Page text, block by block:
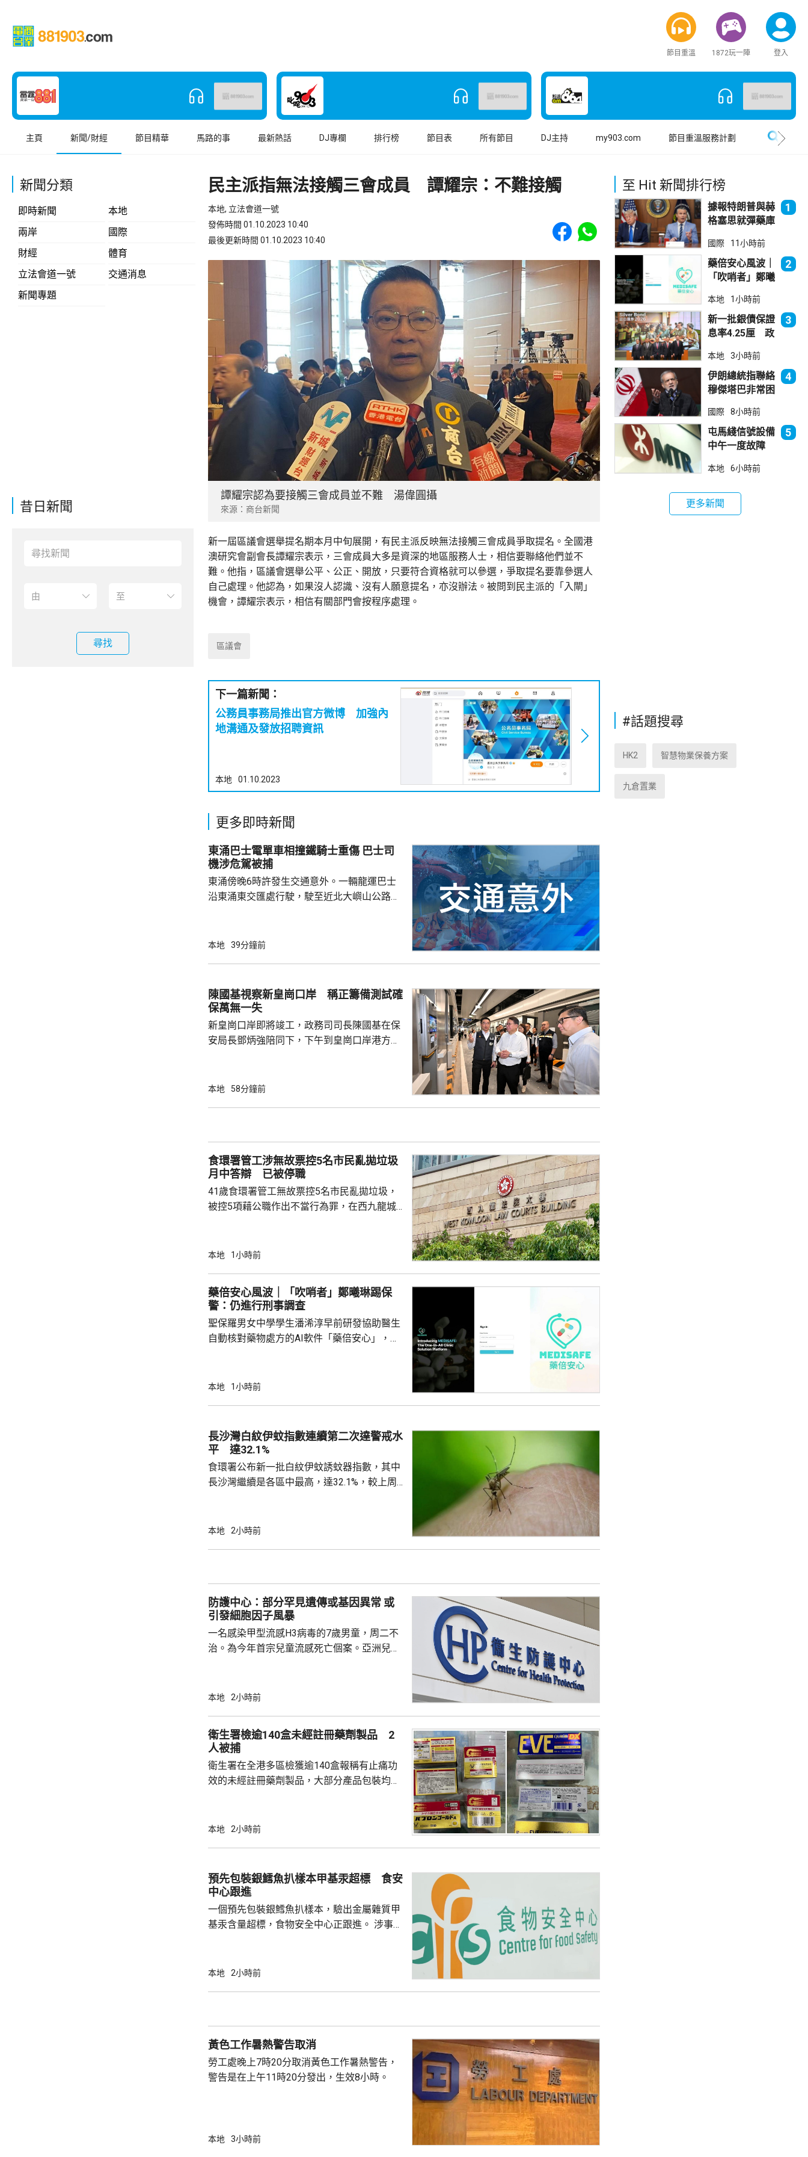
節目重溫 1872玩一陣 登入
主頁 新聞/財經 節目精華 馬路的事 最新熱話 DJ專欄 排行榜 節目表 所有節目 DJ主持 my903.com 節目重溫服務計劃
新聞分類
即時新聞
本地
兩岸
國際
財經
體育
立法會道一號
交通消息
新聞專題
昔日新聞
尋找
民主派指無法接觸三會成員 譚耀宗：不難接觸
本地, 立法會道一號
發佈時間 01.10.2023 10:40
最後更新時間 01.10.2023 10:40
Share to Facebook
Share to WhatsApp
譚耀宗認為要接觸三會成員並不難 湯偉圓攝
來源：商台新聞
新一屆區議會選舉提名期本月中旬展開，有民主派反映無法接觸三會成員爭取提名。全國港
澳研究會副會長譚耀宗表示，三會成員大多是資深的地區服務人士，相信要聯絡他們並不
難。他指，區議會選舉公平、公正、開放，只要符合資格就可以參選，爭取提名要靠參選人
自己處理。他認為，如果沒人認識、沒有人願意提名，亦沒辦法。被問到民主派的「入閘」
機會，譚耀宗表示，相信有關部門會按程序處理。
區議會
下一篇新聞：
公務員事務局推出官方微博 加強內
地溝通及發放招聘資訊
本地 01.10.2023
更多即時新聞
東涌巴士電單車相撞鐵騎士重傷 巴士司
機涉危駕被捕
東涌傍晚6時許發生交通意外。一輛龍運巴士
沿東涌東交匯處行駛，駛至近北大嶼山公路出
體多處受傷，昏迷送往北大嶼山醫院治理。
往沙田的路線E42巴士，已即時暫停涉事車長
駕駛職務，派員到醫院慰問傷者，並會配合警
方調查事故原因。
本地 39分鐘前
陳國基視察新皇崗口岸 稱正籌備測試確
保萬無一失
新皇崗口岸即將竣工，政務司司長陳國基在保
安局長鄧炳強陪同下，下午到皇崗口岸港方口
跨部門工作小組，正籌備綜合營運測試、公共
測試，循序漸進提升口岸負荷，並在每次測試
後即時跟進問題，又要求小組必須以...
本地 58分鐘前
食環署管工涉無故票控5名市民亂拋垃圾
月中答辯 已被停職
41歲食環署管工無故票控5名市民亂拋垃圾，
被控5項藉公職作出不當行為罪，在西九龍城
銳，案發時為食環署深水埗區環境衞生辦事處
圾，告票未有妥善送達，部分人被票控時甚至
不在港，令他們被追討罰款、遭通緝和拘捕。
食環署：涉事管工停職 ...
本地 1小時前
藥倍安心風波｜「吹哨者」鄭曦琳踢保
警：仍進行刑事調查
聖保羅男女中學學生潘浠淳早前研發協助醫生
自動核對藥物處方的AI軟件「藥倍安心」，去
意下披露個人資料並造成指明傷害，被警方拘
警方回覆查詢時指，被捕女子今日更新保釋手
續時，拒絕繼續保釋候查，又說案件的刑事調
本地 1小時前
長沙灣白紋伊蚊指數連續第二次達警戒水
平 達32.1%
食環署公布新一批白紋伊蚊誘蚊器指數，其中
長沙灣繼續是各區中最高，達32.1%，較上周
布廣泛；其餘都低於20%，藍田及秀茂坪
個公共設施內有積水或積水容器，分別向有關
負責人發出共14張...
本地 2小時前
防護中心：部分罕見遺傳或基因異常 或
引發細胞因子風暴
一名感染甲型流感H3病毒的7歲男童，周二不
治。為今年首宗兒童流感死亡個案。亞洲兒童
出現漂移或轉異，會導致人體現有的免疫力未
文獻顯示，部分罕見的遺傳或人體基因異常會
令極少數受影響兒童在感染流感病毒時，身體
的炎症及細胞因子反應出現功能失調...
本地 2小時前
衛生署檢逾140盒未經註冊藥劑製品 2
人被捕
衛生署在全港多區檢獲逾140盒報稱有止痛功
效的未經註冊藥劑製品，大部分產品包裝均以
在3間店鋪檢獲這批報稱有止痛功效的未經註
因」的藥劑製品，2名分別36和40歲男子涉嫌
非法管有未經註冊藥劑製品和第1部毒藥等被
警方拘捕，衛生署將在證據充分時向...
本地 2小時前
預先包裝銀鱈魚扒樣本甲基汞超標 食安
中心跟進
一個預先包裝銀鱈魚扒樣本，驗出金屬雜質甲
基汞含量超標，食物安全中心正跟進。 涉事產
日。中心透過恆常食物監測計劃，從一個網上
下架，進口商亦正按中心指示回收，正追查...
本地 2小時前
黃色工作暑熱警告取消
勞工處晚上7時20分取消黃色工作暑熱警告，
警告是在上午11時20分發出，生效8小時。
本地 3小時前
至 Hit 新聞排行榜
據報特朗普與赫
格塞思就彈藥庫
1
國際 11小時前
藥倍安心風波｜
「吹哨者」鄭曦
進行刑事調查
2
本地 1小時前
新一批銀債保證
息率4.25厘 政
吸引力
3
本地 3小時前
伊朗總統指聯絡
穆傑塔巴非常困
製造分裂
4
國際 8小時前
屯馬綫信號設備
中午一度故障
時恢復
5
本地 6小時前
更多新聞
#話題搜尋
HK2 智慧物業保養方案
九倉置業